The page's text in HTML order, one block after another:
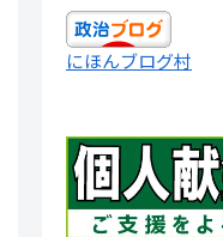
にほんブログ村